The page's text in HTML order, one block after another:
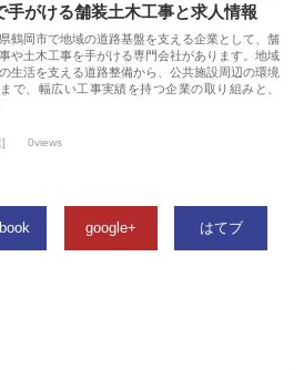
手がける舗装土木工事と求人情報
鶴岡市で地域の道路基盤を支える企業として、舗
や土木工事を手がける専門会社があります。地域
生活を支える道路整備から、公共施設周辺の環境
で、幅広い工事実績を持つ企業の取り組みと、
0views
google+ はてブ